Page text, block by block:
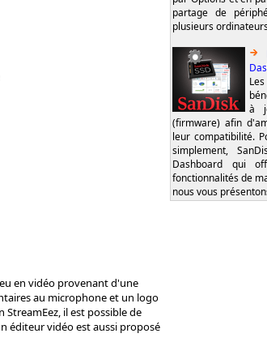
en vidéo provenant d'une
au microphone et un logo
StreamEez, il est possible de
éditeur vidéo est aussi proposé
partage de
plusieurs
à
(firmware) afin
leur compatibilité.
simplement,
Dashboard qui
fonctionnalités de
nous vous